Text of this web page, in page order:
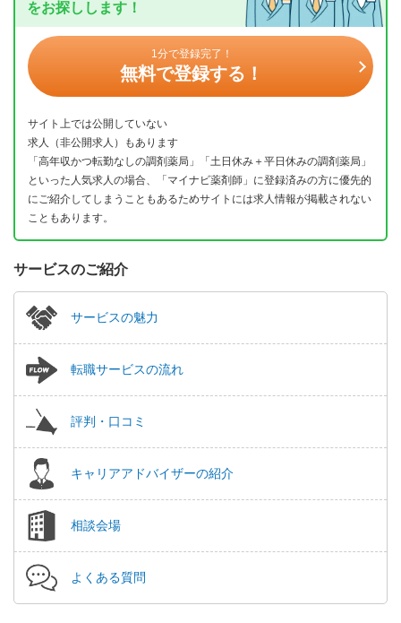
をお探しします！
1分で登録完了！
無料で登録する！
サイト上では公開していない
求人（非公開求人）もあります
「高年収かつ転勤なしの調剤薬局」「土日休み＋平日休みの調剤薬局」
といった人気求人の場合、「マイナビ薬剤師」に登録済みの方に優先的
にご紹介してしまうこともあるためサイトには求人情報が掲載されない
こともあります。
サービスのご紹介
サービスの魅力
転職サービスの流れ
評判・口コミ
キャリアアドバイザーの紹介
相談会場
よくある質問